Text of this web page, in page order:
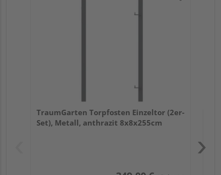
TraumGarten Torpfosten Einzeltor (2er-
Set), Metall, anthrazit 8x8x255cm